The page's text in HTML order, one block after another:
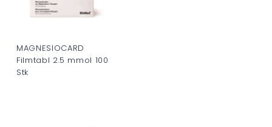
MAGNESIOCARD
Filmtabl 2.5 mmol 100
Stk